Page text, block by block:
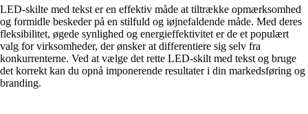
LED-skilte med tekst er en effektiv måde at tiltrække opmærksomhed
og formidle beskeder på en stilfuld og iøjnefaldende måde. Med deres
fleksibilitet, øgede synlighed og energieffektivitet er de et populært
valg for virksomheder, der ønsker at differentiere sig selv fra
konkurrenterne. Ved at vælge det rette LED-skilt med tekst og bruge
det korrekt kan du opnå imponerende resultater i din markedsføring og
branding.